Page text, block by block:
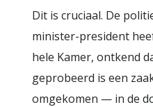
Dit is cruciaal. De
minister-president
hele Kamer, ontkend
geprobeerd is een
omgekomen — in de